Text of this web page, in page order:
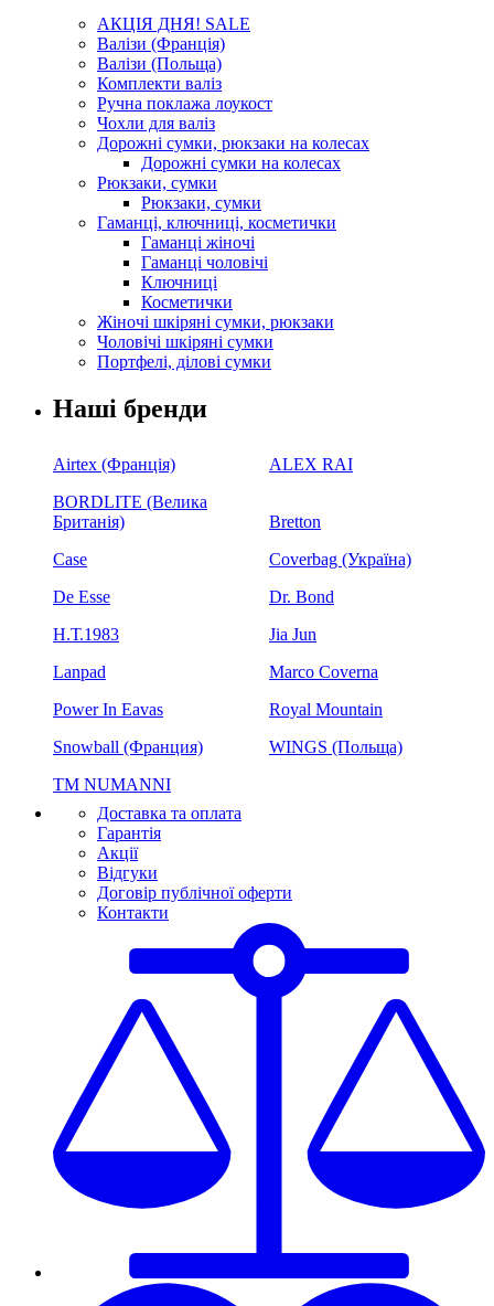
АКЦІЯ ДНЯ! SALE
Валізи (Франція)
Валізи (Польща)
Комплекти валіз
Ручна поклажа лоукост
Чохли для валіз
Дорожні сумки, рюкзаки на колесах
Дорожні сумки на колесах
Рюкзаки, сумки
Рюкзаки, сумки
Гаманці, ключниці, косметички
Гаманці жіночі
Гаманці чоловічі
Ключниці
Косметички
Жіночі шкіряні сумки, рюкзаки
Чоловічі шкіряні сумки
Портфелі, ділові сумки
Наші бренди
Airtex (Франція)
ALEX RAI
BORDLITE (Велика
Британія)
Bretton
Case
Coverbag (Україна)
De Esse
Dr. Bond
H.Т.1983
Jia Jun
Lanpad
Marco Coverna
Power In Eavas
Royal Mountain
Snowball (Франция)
WINGS (Польща)
ТМ NUMANNI
Доставка та оплата
Гарантія
Акції
Відгуки
Договір публічної оферти
Контакти